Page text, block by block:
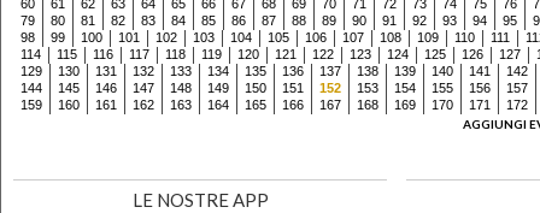
60 61 62 63 64 65 66 67 68 69 70 71 72 73 74 75 76
79
80 81 82 83 84 85 86 87 88 89 90 91 92 93 94 95
98
99 100 101 102 103 104 105 106 107 108 109 110 111
114
115 116 117 118 119 120 121 122 123 124 125 126 127
129
130 131 132 133 134 135 136 137 138 139 140 141
142
144
145 146 147 148 149 150 151 152 153 154 155 156
157
159
160 161 162 163 164 165 166 167 168 169 170 171
172
AGGIUNGI
LE NOSTRE APP